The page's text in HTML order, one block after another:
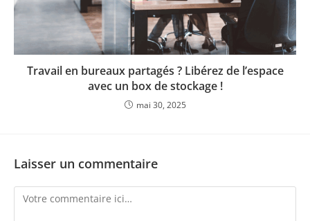
Travail en bureaux partagés ? Libérez de l’espace
avec un box de stockage !
mai 30, 2025
Laisser un commentaire